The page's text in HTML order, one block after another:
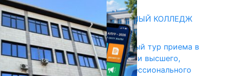
Абитуриент
БИШКЕКСКИЙ УНИВЕРСАЛЬНЫЙ КОЛЛЕДЖ
17.07.2026
В Кыргызстане начался первый тур приема в
образовательные организации высшего,
среднего и начального профессионального